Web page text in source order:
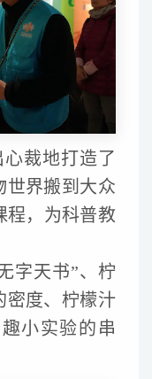
裁地打造了
世界搬到大众
程，为科普教
字天书”、柠
密度、柠檬汁
小实验的串